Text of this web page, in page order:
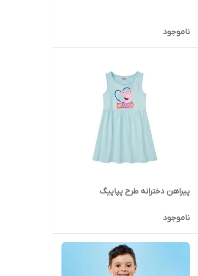
ناموجود
پیراهن دخترانه طرح پپاپیگ
ناموجود